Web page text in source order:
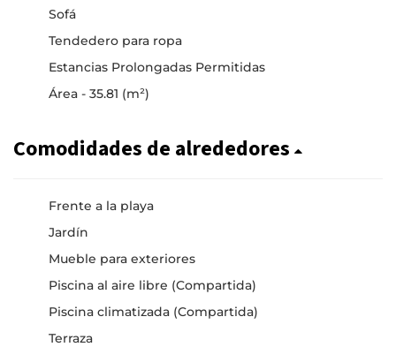
Sofá
Tendedero para ropa
Estancias Prolongadas Permitidas
Área - 35.81 (m²)
Comodidades de alrededores
Frente a la playa
Jardín
Mueble para exteriores
Piscina al aire libre (Compartida)
Piscina climatizada (Compartida)
Terraza